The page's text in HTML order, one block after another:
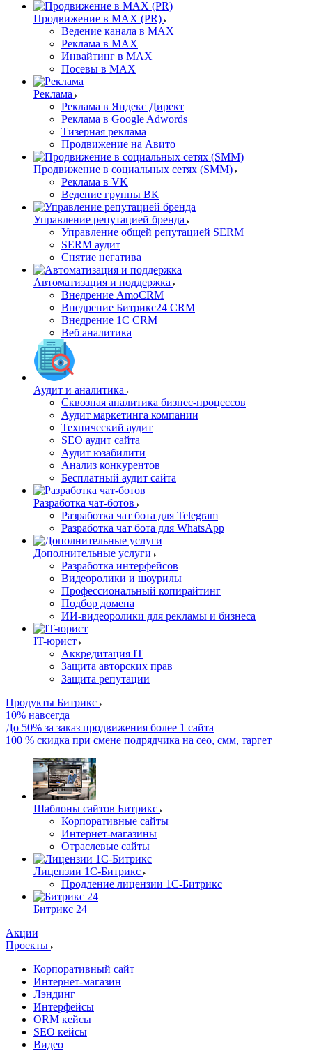
Продвижение в MAX (PR)
Ведение канала в MAX
Реклама в MAX
Инвайтинг в MAX
Посевы в MAX
Реклама
Реклама в Яндекс Директ
Реклама в Google Adwords
Тизерная реклама
Продвижение на Авито
Продвижение в социальных сетях (SMM)
Реклама в VK
Ведение группы ВК
Управление репутацией бренда
Управление общей репутацией SERM
SERM аудит
Снятие негатива
Автоматизация и поддержка
Внедрение AmoCRM
Внедрение Битрикс24 CRM
Внедрение 1C CRM
Веб аналитика
Аудит и аналитика
Сквозная аналитика бизнес-процессов
Аудит маркетинга компании
Технический аудит
SEO аудит сайта
Аудит юзабилити
Анализ конкурентов
Бесплатный аудит сайта
Разработка чат-ботов
Разработка чат бота для Telegram
Разработка чат бота для WhatsApp
Дополнительные услуги
Разработка интерфейсов
Видеоролики и шоурилы
Профессиональный копирайтинг
Подбор домена
ИИ-видеоролики для рекламы и бизнеса
IT-юрист
Аккредитация IT
Защита авторских прав
Защита репутации
Продукты Битрикс
10% навсегда
До 50% за заказ продвижения более 1 сайта
100 % скидка при смене подрядчика на сео, смм, таргет
Шаблоны сайтов Битрикс
Корпоративные сайты
Интернет-магазины
Отраслевые сайты
Лицензии 1С-Битрикс
Продление лицензии 1С-Битрикс
Битрикс 24
Акции
Проекты
Корпоративный сайт
Интернет-магазин
Лэндинг
Интерфейсы
ORM кейсы
SEO кейсы
Видео